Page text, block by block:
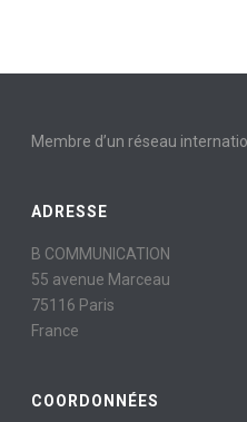
Membre d’un réseau
ADRESSE
B COMMUNICATION
55 avenue Marceau
75116 Paris
France
COORDONNÉES